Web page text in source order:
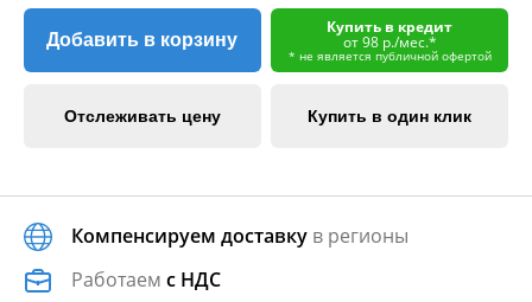
Добавить в корзину
Купить в кредит
от 98 р./мес.*
* не является публичной офертой
Отслеживать цену Купить в один клик
Компенсируем доставку в регионы
Работаем с НДС